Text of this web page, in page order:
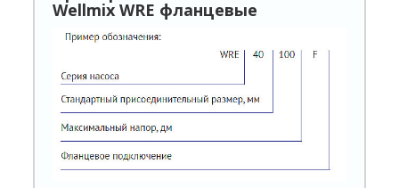
Wellmix WRE фланцевые